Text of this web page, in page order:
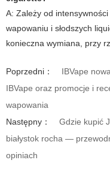
A: Zależy od
wapowaniu i słodszych
konieczna wymiana, przy
Poprzedni：
IBVape
IBVape oraz promocje i
wapowania
Następny：
Gdzie kupić
białystok rocha —
opiniach